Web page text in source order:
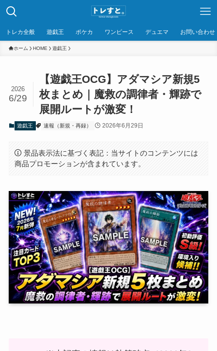
トレカ全般 遊戯王 ポケカ ワンピース デュエマ お問い合わせ
ホーム HOME 遊戯王
【遊戯王OCG】アダマシア新規5
枚まとめ｜魔救の調律者・輝跡で
展開ルートが激変！
2026
6/29
遊戯王 速報（新規・再録） 2026年6月29日
景品表示法に基づく表記：当サイトのコンテンツには
商品プロモーションが含まれています。